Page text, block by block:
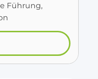
Führung,